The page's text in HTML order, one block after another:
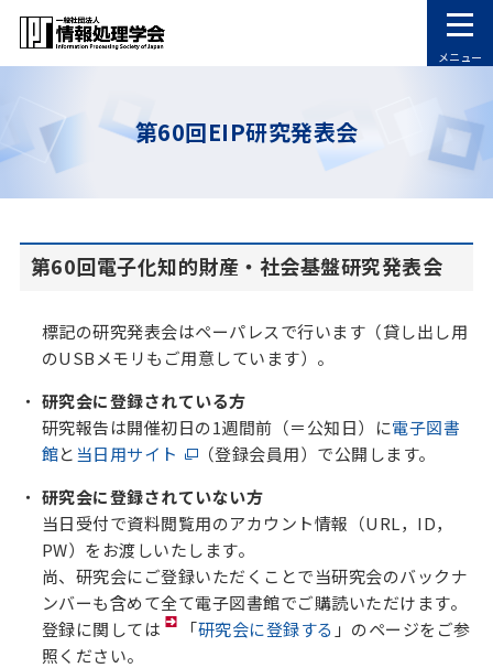
メニュー
第60回EIP研究発表会
第60回電子化知的財産・社会基盤研究発表会
標記の研究発表会はペーパレスで行います（貸し出し用
のUSBメモリもご用意しています）。
研究会に登録されている方
研究報告は開催初日の1週間前（＝公知日）に電子図書
館と 当日用サイト
（登録会員用）で公開します。
研究会に登録されていない方
当日受付で資料閲覧用のアカウント情報（URL，ID，
PW）をお渡しいたします。
尚、研究会にご登録いただくことで当研究会のバックナ
ンバーも含めて全て電子図書館でご購読いただけます。
登録に関しては
「研究会に登録する 」のページをご参
照ください。